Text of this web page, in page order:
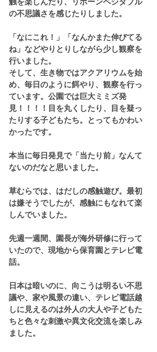
触を楽しんだり、リボーンベジタブル
の不思議さを感じたりしました。
「なにこれ！」「なんかまた伸びてる
ね」などやりとりしながら少し観察を
行いました。
そして、生き物ではアクアリウムを始
め、毎日のように餌やり、観察を行っ
ています。公園では巨大ミミズ発
見！！！！目を丸くしたり、目を疑っ
たりする子どもたち。とってもかわい
かったです。
本当に毎日発見で「当たり前」なんて
ないのだなと思いました。
草むらでは、はだしの感触遊び。最初
は嫌そうでしたが、感触にもなれて楽
しんでいました。
先週一週間、園長が海外研修に行って
いたので、現地から保育園とテレビ電
話。
日本は暗いのに、向こうは明るい不思
議や、家や風景の違い、テレビ電話越
しに見えるのは外人の大人や子どもた
ちと色々な刺激や異文化交流を楽しみ
ました。